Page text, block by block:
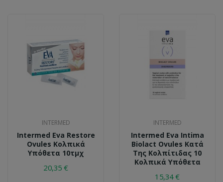
INTERMED
Intermed Eva Restore
Ovules Κολπικά
Υπόθετα 10τμχ
20,35 €
INTERMED
Intermed Eva Intima
Biolact Ovules Κατά
Της Κολπίτιδας 10
Κολπικά Υπόθετα
15,34 €